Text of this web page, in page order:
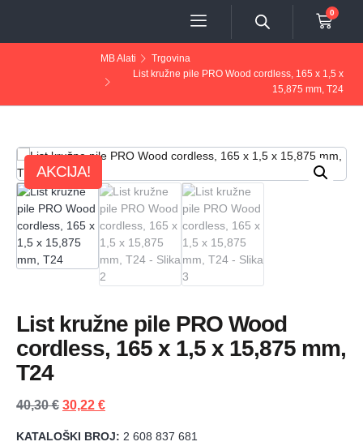
0
MB Alati
Trgovina
List kružne pile PRO Wood cordless, 165 x 1,5 x
15,875 mm, T24
AKCIJA!
List kružne pile PRO Wood
cordless, 165 x 1,5 x 15,875 mm,
T24
40,30€ 30,22 €
KATALOŠKI BROJ: 2 608 837 681